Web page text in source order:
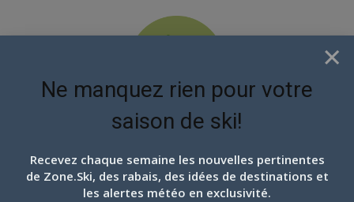
EN ATTENDANT LES
×
Ne manquez rien pour votre
saison de ski!
Recevez chaque semaine les nouvelles pertinentes
de Zone.Ski, des rabais, des idées de destinations et
les alertes météo en exclusivité.